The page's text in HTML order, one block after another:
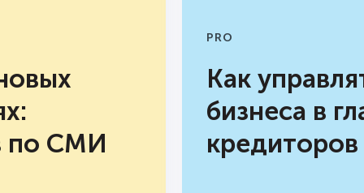
с прессой. Как и в любой работе с
людьми, здесь есть свои нюансы и
риски. Рассказываем, какие типы
общения топ-менеджеров со СМИ
по СМИ
PRO
Как
бизнеса в
кредиторов